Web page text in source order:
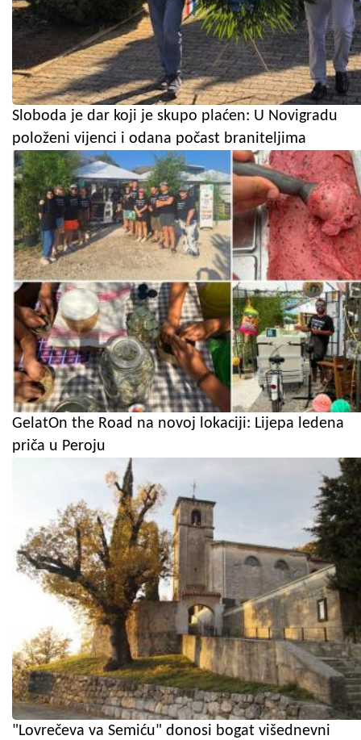
Sloboda je dar koji je skupo plaćen: U Novigradu
položeni vijenci i odana počast braniteljima
GelatOn the Road na novoj lokaciji: Lijepa ledena
priča u Peroju
"Lovrečeva va Semiću" donosi bogat višednevni